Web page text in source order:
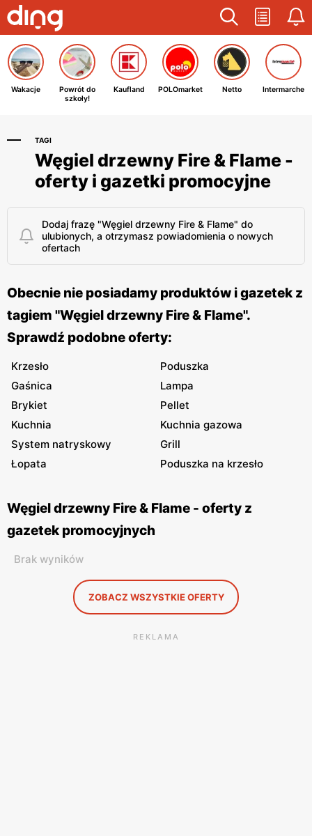
Wakacje
Powrót do
szkoły!
Kaufland POLOmarket Netto Intermarche
TAGI
Węgiel drzewny Fire & Flame -
oferty i gazetki promocyjne
Dodaj frazę "Węgiel drzewny Fire & Flame" do
ulubionych, a otrzymasz powiadomienia o nowych
ofertach
Obecnie nie posiadamy produktów i gazetek z
tagiem "Węgiel drzewny Fire & Flame".
Sprawdź podobne oferty:
Krzesło
Poduszka
Gaśnica
Lampa
Brykiet
Pellet
Kuchnia
Kuchnia gazowa
System natryskowy
Grill
Łopata
Poduszka na krzesło
Węgiel drzewny Fire & Flame - oferty z
gazetek promocyjnych
Brak wyników
ZOBACZ WSZYSTKIE OFERTY
REKLAMA